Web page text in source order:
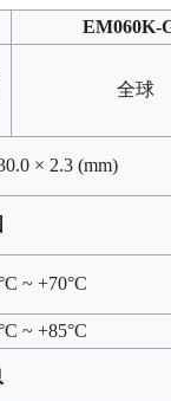
EM060K-
全球
× 2.3 (mm)
~ +70°C
~ +85°C